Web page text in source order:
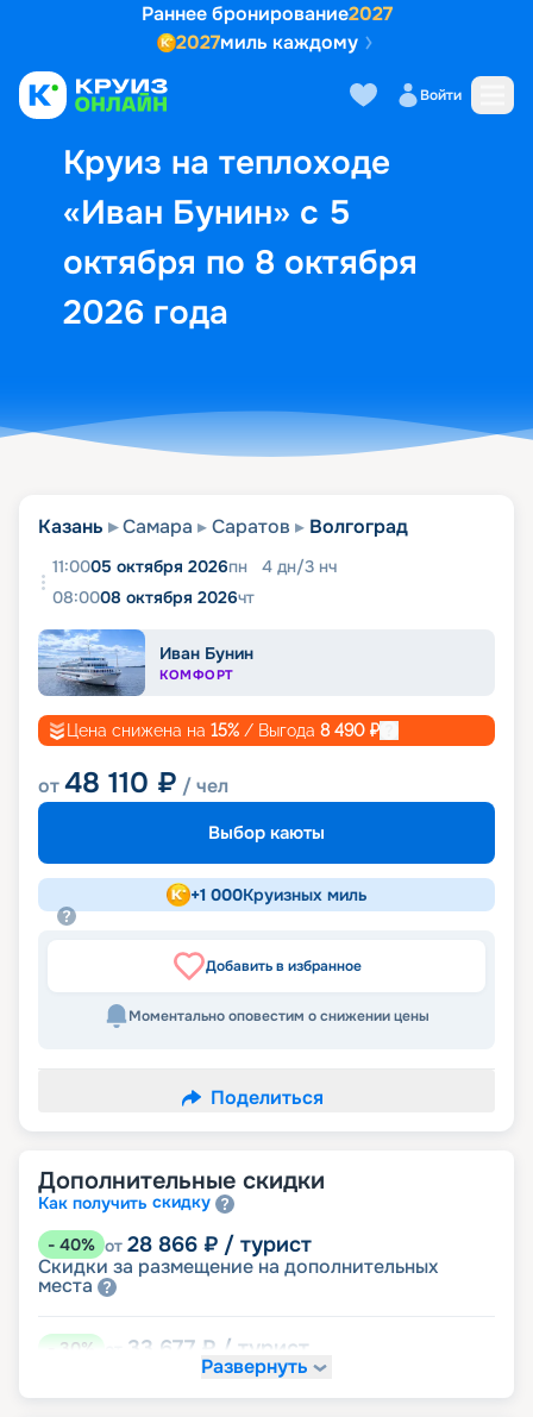
Раннее бронирование2027
2027миль каждому
Войти
Круиз на теплоходе
«Иван Бунин» с 5
октября по 8 октября
2026 года
Выбор кают Маршрут и
Казань Самара Саратов Волгоград
11:0005 октября 2026пн 4 дн/3 нч
08:0008 октября 2026чт
Иван Бунин
КОМФОРТ
Цена снижена на 15% / Выгода 8 490 ₽
от48 110 ₽ / чел
Выбор каюты
+1 000Круизных миль
Добавить в избранное
Моментально оповестим о снижении цены
Поделиться
Дополнительные скидки
Как получить скидку
- 40% от 28 866 ₽ / турист
Скидки за размещение на дополнительных
места
30% 33 677 ₽ / турист
размещениеРазвернуть